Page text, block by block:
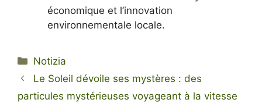
économique et l’innovation
environnementale locale.
Categorie
Notizia
Le Soleil dévoile ses mystères : des
particules mystérieuses voyageant à la vitesse